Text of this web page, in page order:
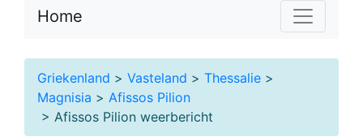
Home
Griekenland > Vasteland > Thessalie >
Magnisia > Afissos Pilion
> Afissos Pilion weerbericht